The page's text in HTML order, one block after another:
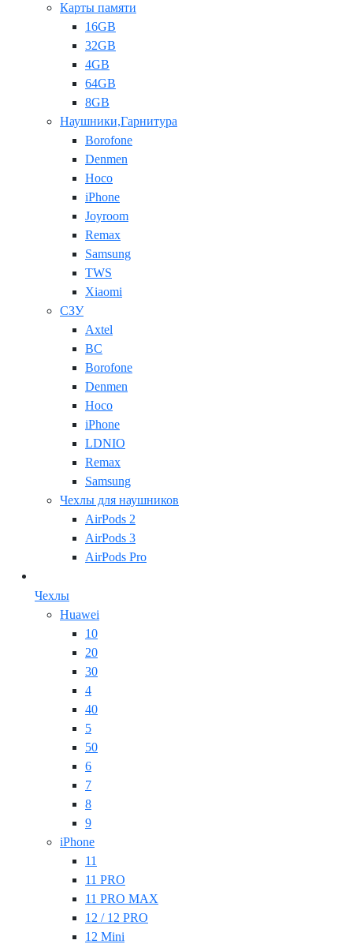
Карты памяти
16GB
32GB
4GB
64GB
8GB
Наушники,Гарнитура
Borofone
Denmen
Hoco
iPhone
Joyroom
Remax
Samsung
TWS
Xiaomi
СЗУ
Axtel
BC
Borofone
Denmen
Hoco
iPhone
LDNIO
Remax
Samsung
Чехлы для наушников
AirPods 2
AirPods 3
AirPods Pro
Чехлы
Huawei
10
20
30
4
40
5
50
6
7
8
9
iPhone
11
11 PRO
11 PRO MAX
12 / 12 PRO
12 Mini